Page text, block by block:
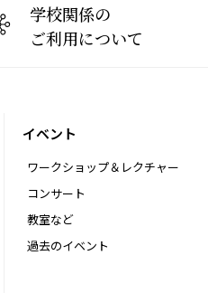
学校関係の
ご利用について
イベント
ワークショップ＆レクチャー
コンサート
教室など
過去のイベント